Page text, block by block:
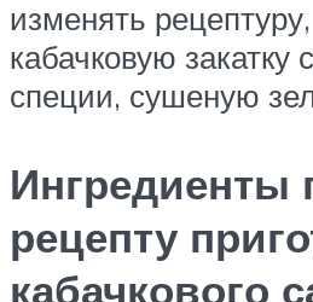
изменять
кабачковую
специи, сушеную
Ингредиенты
рецепту
кабачкового